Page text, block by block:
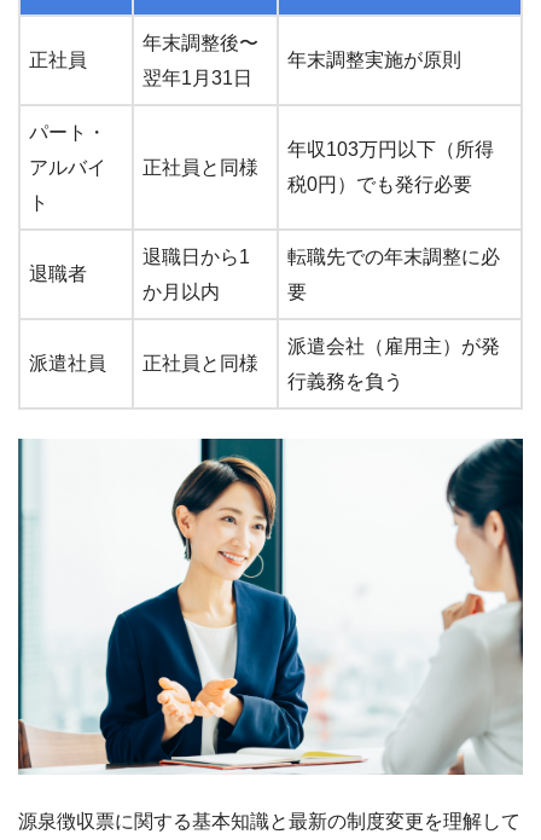
正社員
年末調整後〜
翌年1月31日
年末調整実施が原則
パート・
アルバイ
ト
正社員と同様
年収103万円以下（所得
税0円）でも発行必要
退職者
退職日から1
か月以内
転職先での年末調整に必
要
派遣社員 正社員と同様
派遣会社（雇用主）が発
行義務を負う
源泉徴収票に関する基本知識と最新の制度変更を理解して